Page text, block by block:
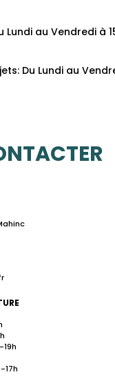
Lundi au Vendredi à
Du Lundi au
17h